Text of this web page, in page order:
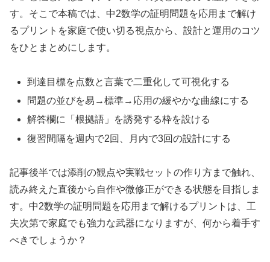
す。そこで本稿では、中2数学の証明問題を応用まで解け
るプリントを家庭で使い切る視点から、設計と運用のコツ
をひとまとめにします。
到達目標を点数と言葉で二重化して可視化する
問題の並びを易→標準→応用の緩やかな曲線にする
解答欄に「根拠語」を誘発する枠を設ける
復習間隔を週内で2回、月内で3回の設計にする
記事後半では添削の観点や実戦セットの作り方まで触れ、
読み終えた直後から自作や微修正ができる状態を目指しま
す。中2数学の証明問題を応用まで解けるプリントは、工
夫次第で家庭でも強力な武器になりますが、何から着手す
べきでしょうか？